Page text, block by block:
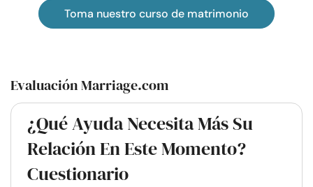
Toma nuestro curso de matrimonio
Evaluación Marriage.com
¿Qué Ayuda Necesita Más Su
Relación En Este Momento?
Cuestionario